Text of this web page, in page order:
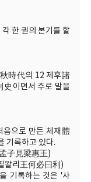
한 권의 본기를 할
時代의 12 제후諸
이면서 주로 말을
으로 만든 체재體
기록하고 있다.
子見梁惠王)
왈리王何必曰利)
기록하는 것은 '사